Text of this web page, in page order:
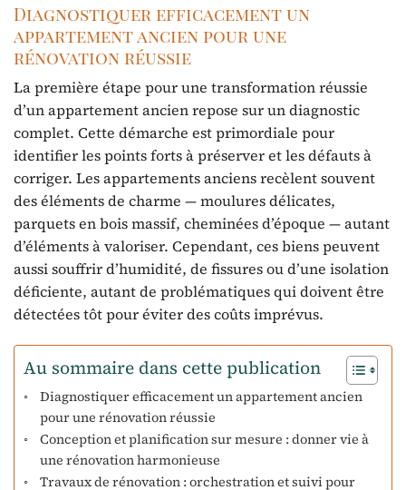
Diagnostiquer efficacement un
appartement ancien pour une
rénovation réussie
La première étape pour une transformation réussie
d’un appartement ancien repose sur un diagnostic
complet. Cette démarche est primordiale pour
identifier les points forts à préserver et les défauts à
corriger. Les appartements anciens recèlent souvent
des éléments de charme — moulures délicates,
parquets en bois massif, cheminées d’époque — autant
d’éléments à valoriser. Cependant, ces biens peuvent
aussi souffrir d’humidité, de fissures ou d’une isolation
déficiente, autant de problématiques qui doivent être
détectées tôt pour éviter des coûts imprévus.
Au sommaire dans cette publication
Diagnostiquer efficacement un appartement ancien
pour une rénovation réussie
Conception et planification sur mesure : donner vie à
une rénovation harmonieuse
Travaux de rénovation : orchestration et suivi pour